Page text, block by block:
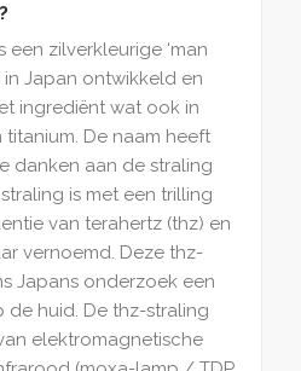
een zilverkleurige ‘man
in Japan ontwikkeld en
ingrediënt wat ook in
De naam heeft
danken aan de straling
is met een trilling
van terahertz (thz) en
vernoemd. Deze thz-
Japans onderzoek een
de huid. De thz-straling
elektromagnetische